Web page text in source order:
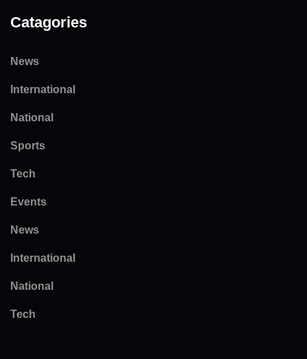
Catagories
News
International
National
Sports
Tech
Events
News
International
National
Tech